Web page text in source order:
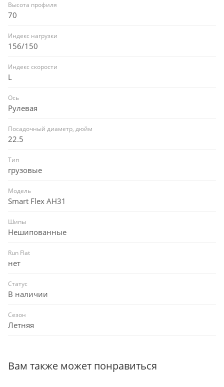
Высота профиля
70
Индекс нагрузки
156/150
Индекс скорости
L
Ось
Рулевая
Посадочный диаметр, дюйм
22.5
Тип
грузовые
Модель
Smart Flex AH31
Шипы
Нешипованные
Run Flat
нет
Статус
В наличии
Сезон
Летняя
Вам также может понравиться